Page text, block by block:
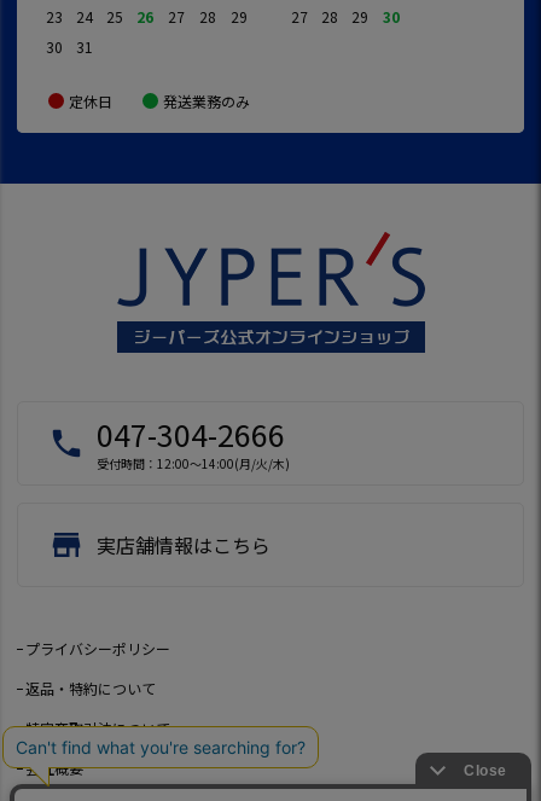
23
24 25 26 27 28
29
30
31
27
28 29 30
定休日 発送業務のみ
local_phone 047-304-2666
受付時間：12:00～14:00(月/火/木)
store 実店舗情報はこちら
プライバシーポリシー
返品・特約について
特定商取引法について
会社概要